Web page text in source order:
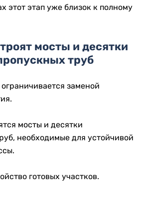
этот этап уже близок к полному
мосты и десятки
труб
заменой
мосты и десятки
необходимые для устойчивой
готовых участков.